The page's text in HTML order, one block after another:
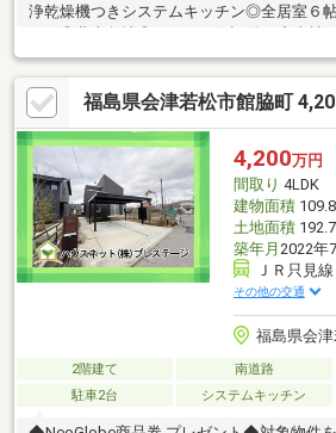
浄乾燥機つきシステムキッチン◎全居室６
カーテン取付工事も承ります！新居をこだ
せんか？・網戸・TVアンテナ・カーテンレ
セントクロス・フロアコーティング・猫壁
ート・防犯カメラ・カーポート
付中♪ ID⇒@e-concept_2住宅購入に関す
不動産経験豊富な当社スタッフが対応いたし
福島県会津若松市館脇町
4,200万円
間取り 4LDK
建物面積
土地面積
築年月 2022年
ＪＲ只見
その他の交通
福島県会
2階建て 南道路
駐車2台
システムキッチン